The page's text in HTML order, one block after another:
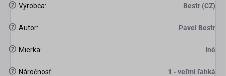
? Výrobca: Bestr (CZ)
? Autor: Pavel Bestr
? Mierka: Iné
? Náročnosť: 1 - veľmi ľahká